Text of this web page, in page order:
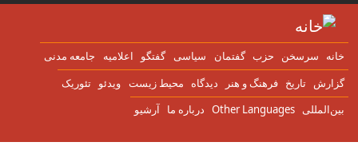
به محتوای اصلی
سرسخن حزب گفتمان سياسی گفتگو اعلاميه جامعه مدنی
تاریخ فرهنگ و هنر دیدگاه محیط زیست ویدئو تئوریک
Other Languages درباره ما آرشیو